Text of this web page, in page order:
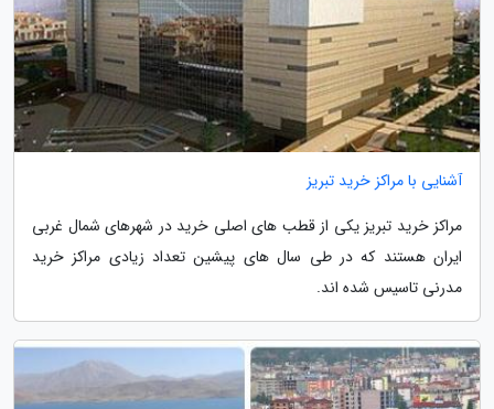
آشنایی با مراکز خرید تبریز
مراکز خرید تبریز یکی از قطب های اصلی خرید در شهرهای شمال غربی
ایران هستند که در طی سال های پیشین تعداد زیادی مراکز خرید
مدرنی تاسیس شده اند.